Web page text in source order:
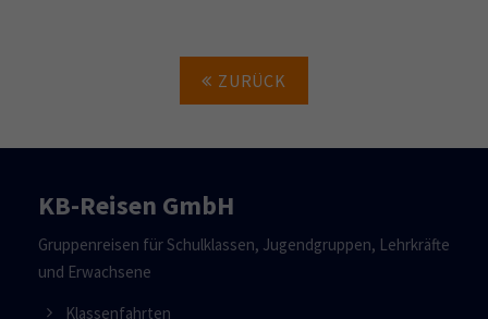
ZURÜCK
KB-Reisen GmbH
Gruppenreisen für Schulklassen, Jugendgruppen, Lehrkräfte
und Erwachsene
Klassenfahrten